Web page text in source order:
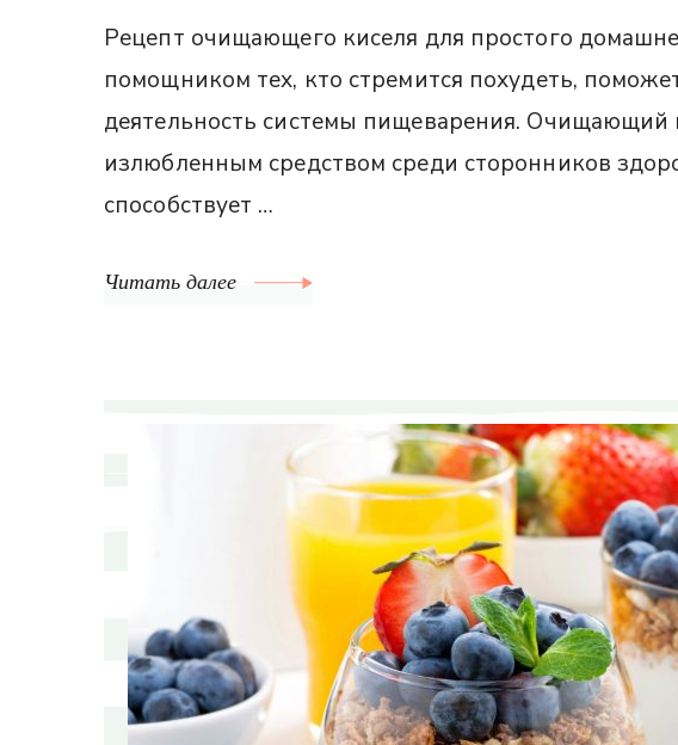
Рецепт очищающего киселя для простого
помощником тех, кто стремится похудеть,
деятельность системы пищеварения. Очищающий
излюбленным средством среди сторонников
способствует …
Читать далее